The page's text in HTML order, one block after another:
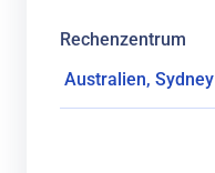
Rechenzentrum